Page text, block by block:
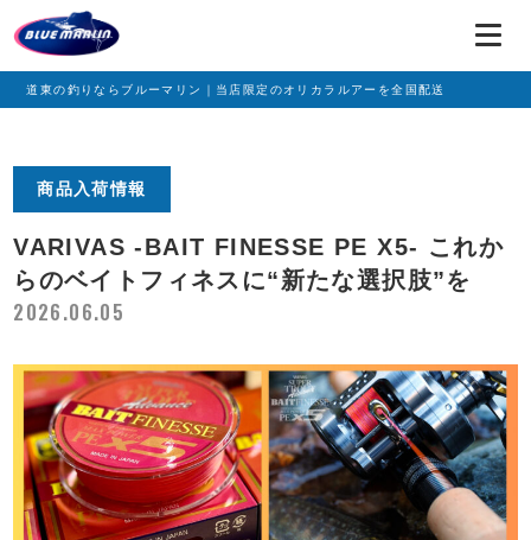
道東の釣りならブルーマリン｜当店限定のオリカラルアーを全国配送
商品入荷情報
VARIVAS -BAIT FINESSE PE X5- これか
らのベイトフィネスに“新たな選択肢”を
2026.06.05